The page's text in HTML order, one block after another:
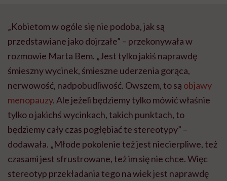
„Kobietom w ogóle się nie podoba, jak są
przedstawiane jako dojrzałe” – przekonywała w
rozmowie Marta Bem. „Jest tylko jakiś naprawdę
śmieszny wycinek, śmieszne uderzenia gorąca,
nerwowość, nadpobudliwość. Owszem, to są objawy
menopauzy. Ale jeżeli będziemy tylko mówić właśnie
tylko o jakichś wycinkach, takich punktach, to
będziemy cały czas pogłębiać te stereotypy” –
dodawała. „Młode pokolenie też jest niecierpliwe, też
czasami jest sfrustrowane, też im się nie chce. Więc
stereotyp przekładania tego na wiek jest naprawdę